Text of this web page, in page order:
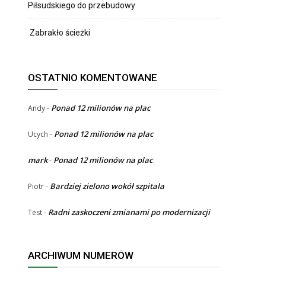
Piłsudskiego do przebudowy
Zabrakło ścieżki
OSTATNIO KOMENTOWANE
Andy- Ponad 12 milionów na plac
Ucych - Ponad 12 milionów na plac
mark- Ponad 12 milionów na plac
Piotr- Bardziej zielono wokół szpitala
Test- Radni zaskoczeni zmianami po modernizacji
ARCHIWUM NUMERÓW